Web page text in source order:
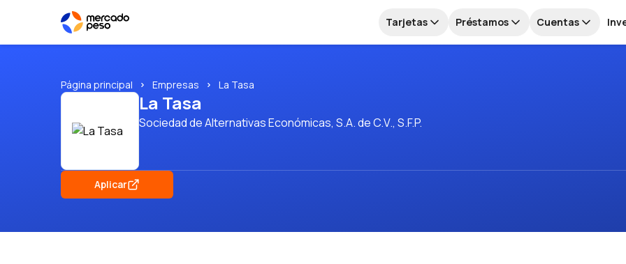
Tarjetas Préstamos Cuentas
Página principal Empresas La Tasa
La Tasa
Sociedad de Alternativas Económicas, S.A. de C.V., S.F.P.
Aplicar